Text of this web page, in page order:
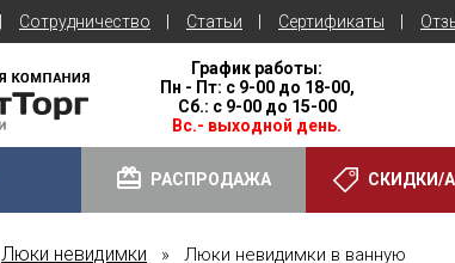
Сотрудничество Статьи Сертификаты
График работы:
Пн - Пт: с 9-00 до 18-00,
Сб.: с 9-00 до 15-00
Вс.- выходной день.
РАСПРОДАЖА СКИДКИ/
Люки невидимки » Люки невидимки в ванную